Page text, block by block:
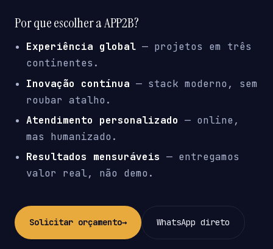
Por que escolher a APP2B?
Experiência global — projetos em três
continentes.
Inovação contínua — stack moderno, sem
roubar atalho.
Atendimento personalizado — online,
mas humanizado.
Resultados mensuráveis — entregamos
valor real, não demo.
Solicitar orçamento→ WhatsApp direto